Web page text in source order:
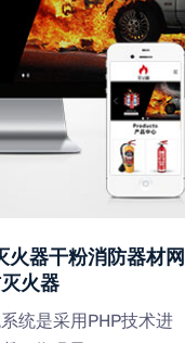
火器干粉消防器材网
火器
统是采用PHP技术进